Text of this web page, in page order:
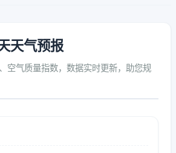
天气预报
空气质量指数，数据实时更新，助您规